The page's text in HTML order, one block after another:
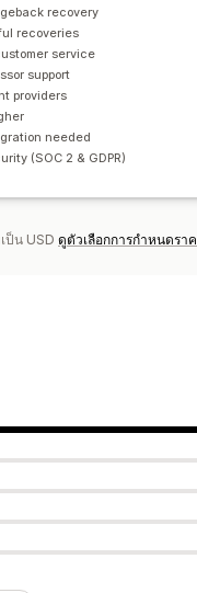
จ้งเตือนของแอป
recovery
recoveries
service
support
providers
needed
(SOC 2 & GDPR)
ป็น USD ดูตัวเลือกการกำหนดรา